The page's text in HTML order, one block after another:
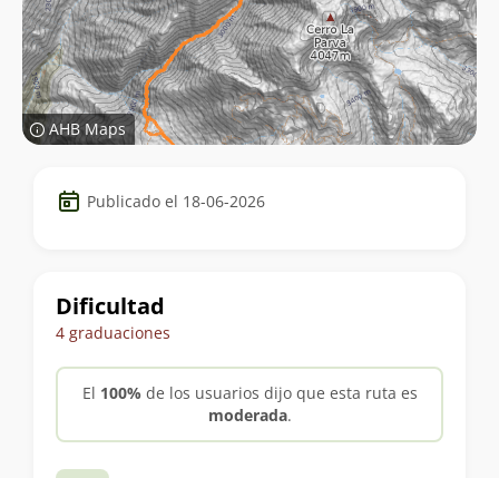
AHB Maps
Datos
del Publicado el 18-06-2026
Dificultad
4 graduaciones
El 100% de los usuarios dijo que esta ruta es
moderada.